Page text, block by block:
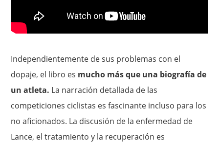
Independientemente de sus problemas con el
dopaje, el libro es mucho más que una biografía de
un atleta. La narración detallada de las
competiciones ciclistas es fascinante incluso para los
no aficionados. La discusión de la enfermedad de
Lance, el tratamiento y la recuperación es